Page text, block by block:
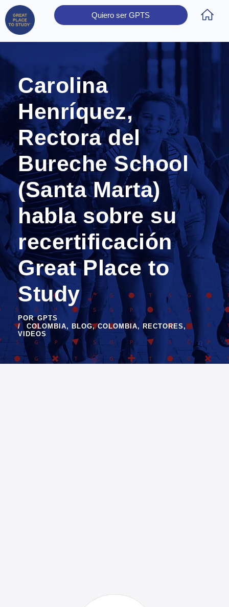
Quiero ser GPTS
Carolina
Henríquez,
Rectora del
Bureche School
(Santa Marta)
habla sobre su
recertificación
Great Place to
Study
POR GPTS
COLOMBIA, BLOG, COLOMBIA, RECTORES,
VIDEOS